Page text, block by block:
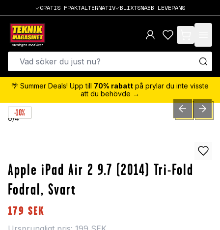
GRATIS FRAKTALTERNATIV BLIXTSNABB LEVERANS
items in cart,
🌴 Summer Deals! Upp till 70% rabatt på prylar du inte visste
att du behövde →
-10%
0/4 PREVIOUSNEXT
Apple iPad Air 2 9.7 (2014) Tri-Fold
Fodral, Svart
179 SEK